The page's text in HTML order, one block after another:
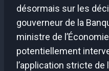
désormais sur les
gouverneur de la
ministre de
potentiellement
l’application stricte